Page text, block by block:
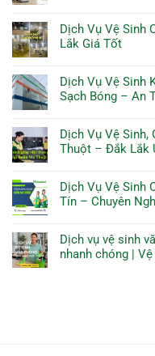
Dịch Vụ Vệ Sinh
Lắk Giá Tốt
Dịch Vụ Vệ Sinh
Sạch Bóng – An
Dịch Vụ Vệ Sinh,
Thuột – Đắk Lắk
Dịch Vụ Vệ Sinh
Tín – Chuyên
Dịch vụ vệ sinh
nhanh chóng |